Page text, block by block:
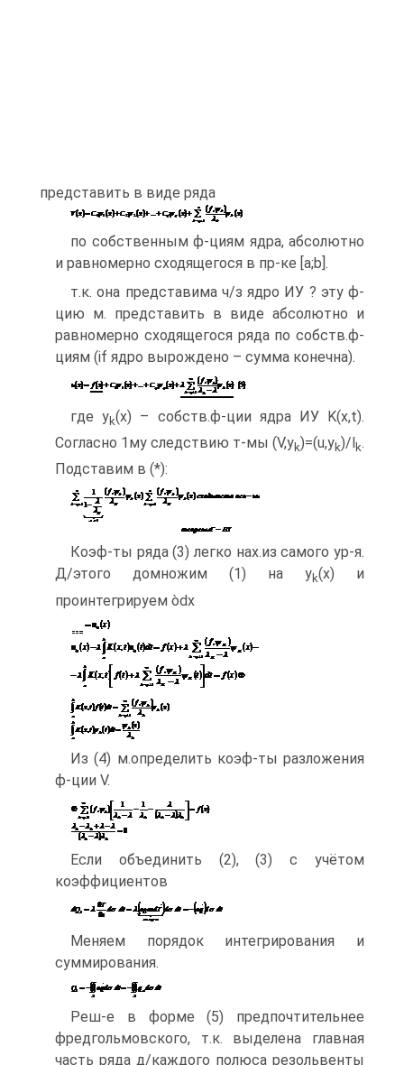
представить в виде ряда
по собственным ф-циям ядра, абсолютно
и равномерно сходящегося в пр-ке [a;b].
т.к. она представима ч/з ядро ИУ ? эту ф-
цию м. представить в виде абсолютно и
равномерно сходящегося ряда по собств.ф-
циям (if ядро вырождено – сумма конечна).
где yk(x) – собств.ф-ции ядра ИУ K(x,t).
Согласно 1му следствию т-мы (V,yk)=(u,yk)/l k.
Подставим в (*):
Коэф-ты ряда (3) легко нах.из самого ур-я.
Д/этого домножим (1) на yk(x) и
проинтегрируем òdx
Из (4) м.определить коэф-ты разложения
ф-ции V.
Если объединить (2), (3) с учётом
коэффициентов
Меняем порядок интегрирования и
суммирования.
Реш-е в форме (5) предпочтительнее
фредгольмовского, т.к. выделена главная
часть ряда д/каждого полюса резольвенты